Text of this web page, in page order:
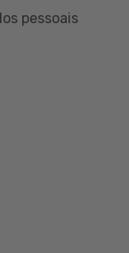
pessoais